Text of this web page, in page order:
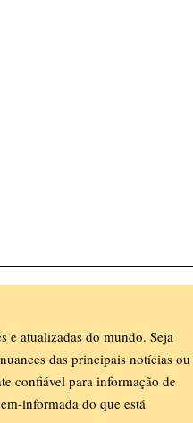
e atualizadas do mundo. Seja
das principais notícias ou
confiável para informação de
informada do que está